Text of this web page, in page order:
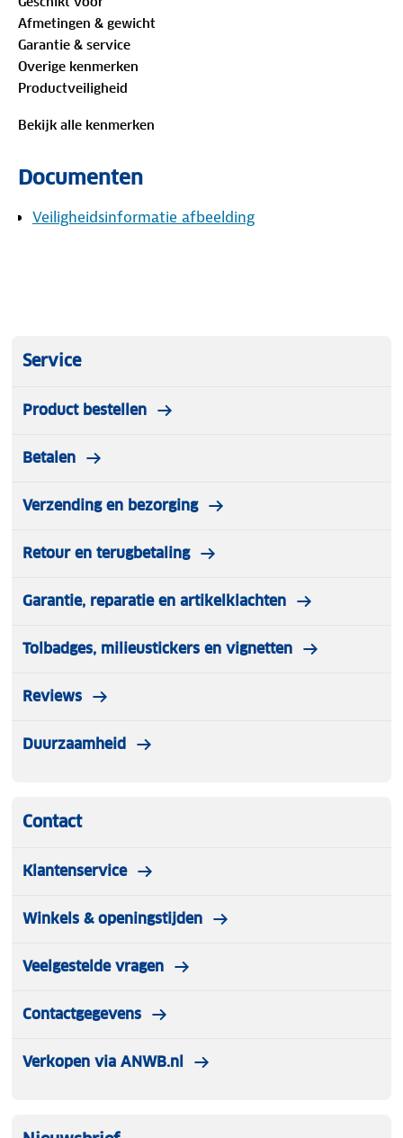
ze ouden worden, kan deze fiets makkelijk worden
omgetoverd tot fiets met zijwieltjes en zelfs als
gewone fiets!
Extra grote zijwielen
De grote zijwielen maken het makkelijker om over
Verstelbaar
aangepast aan de lengte van jouw kind.
Afmetingen & gewicht
Garantie & service
Overige kenmerken
Productveiligheid
Bekijk alle kenmerken
Documenten
Veiligheidsinformatie afbeelding
Service
Product bestellen
Betalen
Verzending en bezorging
Retour en terugbetaling
Garantie, reparatie en artikelklachten
Tolbadges, milieustickers en vignetten
Reviews
Duurzaamheid
Contact
Klantenservice
Winkels & openingstijden
Veelgestelde vragen
Contactgegevens
Verkopen via ANWB.nl